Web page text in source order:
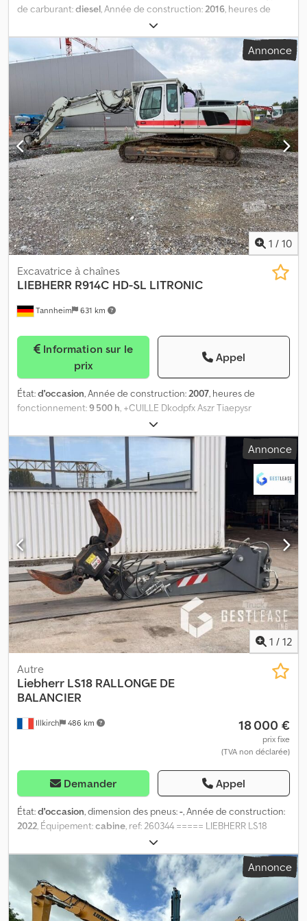
grue, caméra de recul à l’arrière du véhicule, système d’aide au
démarrage à distance comprenant les câbles, kit d’éclairage de la
partie supérieure, balise de signalisation aérienne,
télécommande radio, commande d’urgence de la hydraulique de
la grue. -- Grue d’occasion, première main, en excellent état –
d’autres détails sur demande – disponible à court terme :
de carburant:diesel, Année de construction:2016, heures de
, CHARGEUR SUR PNEU LIEBHERR L 542
ANNÉE 2016 Dkodpfezl Uf Nex Apysr 9360 H 1 GODET PESAGE
ASCOREL
Annonce
1 / 10
Tannheim 631 km
Excavatrice à chaînes
LIEBHERR R914C HD-SL LITRONIC
prix
Appel
État:d'occasion, Année de construction:2007, heures de
fonctionnement:9 500 h, +CUILLE Dkodpfx Aszr Tiaepysr
Annonce
1 / 12
Illkirch 486 km
Autre
Liebherr LS18 RALLONGE DE
BALANCIER
18 000 €
prix fixe
(TVA non déclarée)
Demander Appel
État:d'occasion, dimension des pneus:-, Année de construction:
2022, Équipement:cabine, ref: 260344 ===== LIEBHERR LS18
===== Référence 260344 | Origine : France | Certification CE
Type : Rallonge de balancier Marque : LIEBHERR Modele : LS18
Annee : 2022 Dkedpfx Aozqvmfjpyjr Poids : 628 KG ?????
Équipements ????? + Attache rapide hydraulique likufix SW48 +
Ligne haute pression + Ligne moyenne pression + Ligne Godet
de cavage separé + Pince MBI SGR450M en montage fixe +
Annonce